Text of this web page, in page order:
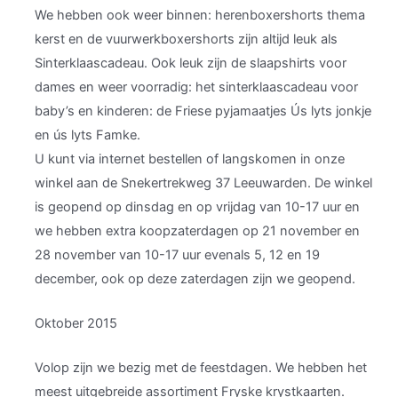
We hebben ook weer binnen: herenboxershorts thema
kerst en de vuurwerkboxershorts zijn altijd leuk als
Sinterklaascadeau. Ook leuk zijn de slaapshirts voor
dames en weer voorradig: het sinterklaascadeau voor
baby’s en kinderen: de Friese pyjamaatjes Ús lyts jonkje
en ús lyts Famke.
U kunt via internet bestellen of langskomen in onze
winkel aan de Snekertrekweg 37 Leeuwarden. De winkel
is geopend op dinsdag en op vrijdag van 10-17 uur en
we hebben extra koopzaterdagen op 21 november en
28 november van 10-17 uur evenals 5, 12 en 19
december, ook op deze zaterdagen zijn we geopend.
Oktober 2015
Volop zijn we bezig met de feestdagen. We hebben het
meest uitgebreide assortiment Fryske krystkaarten.